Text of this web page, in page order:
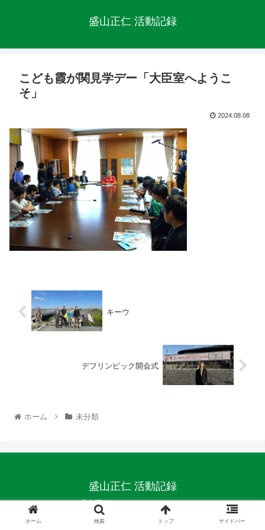
盛山正仁 活動記録
こども霞が関見学デー「大臣室へようこ
そ」
2024.08.08
キーウ
デフリンピック開会式
ホーム 未分類
盛山正仁 活動記録
© 盛山正仁 All Rights Reserved.
ホーム 検索 トップ サイドバー